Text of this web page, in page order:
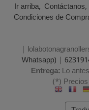
Ir arriba Contáctanos
Condiciones de
|
Whatsapp) |
Entrega:Lo
(*)